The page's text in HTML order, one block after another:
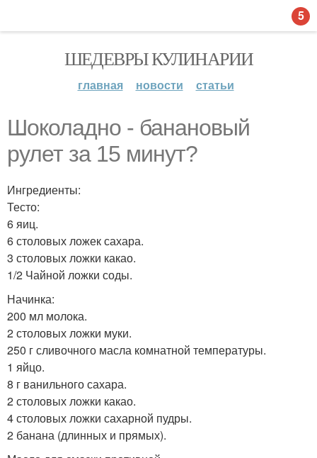
ШЕДЕВРЫ КУЛИНАРИИ
главная новости статьи
Шоколадно - банановый
рулет за 15 минут?
Ингредиенты:
Тесто:
6 яиц.
6 столовых ложек сахара.
3 столовых ложки какао.
1/2 Чайной ложки соды.
Начинка:
200 мл молока.
2 столовых ложки муки.
250 г сливочного масла комнатной температуры.
1 яйцо.
8 г ванильного сахара.
2 столовых ложки какао.
4 столовых ложки сахарной пудры.
2 банана (длинных и прямых).
5